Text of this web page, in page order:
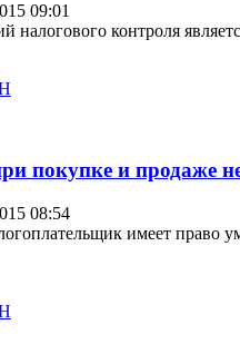
09:01
контроля
покупке и продаже
08:54
имеет право